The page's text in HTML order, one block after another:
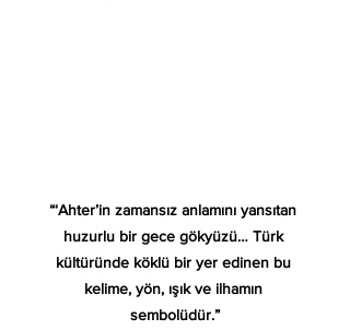
“‘Ahter’in zamansız anlamını yansıtan
huzurlu bir gece gökyüzü… Türk
kültüründe köklü bir yer edinen bu
kelime, yön, ışık ve ilhamın
sembolüdür.”